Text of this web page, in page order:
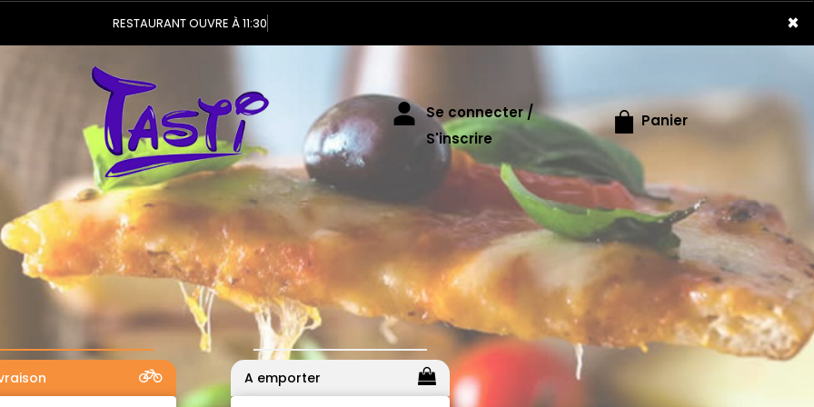
×
Vous
Se connecter /
S'inscrire
Panier
A emporter